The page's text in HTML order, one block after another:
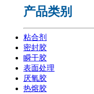
产品类别
粘合剂
密封胶
瞬干胶
表面处理
厌氧胶
热熔胶